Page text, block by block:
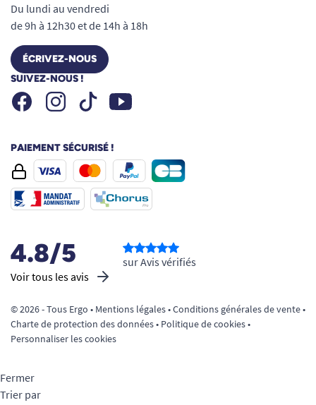
Du lundi au vendredi
de 9h à 12h30 et de 14h à 18h
ÉCRIVEZ-NOUS
SUIVEZ-NOUS !
FacebookInstagramTiktok Youtube
PAIEMENT SÉCURISÉ !
4.8/5
Voir tous les avis
sur Avis vérifiés
© 2026 - Tous Ergo • Mentions légales•Conditions générales de vente•
Charte de protection des données• Politique de cookies•
Personnaliser les cookies
Fermer
Trier par